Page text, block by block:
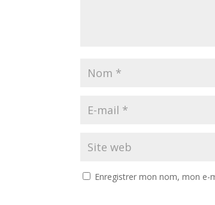
Enregistrer mon nom, mon e-